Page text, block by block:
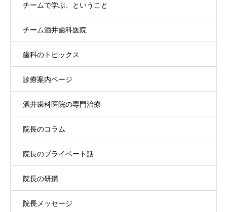
チームで学ぶ、ということ
チーム酒井歯科医院
歯科のトピックス
診療案内ページ
酒井歯科医院の専門治療
院長のコラム
院長のプライベート話
院長の研鑽
院長メッセージ